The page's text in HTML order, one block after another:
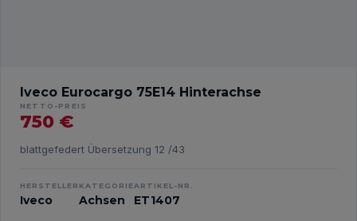
Iveco Eurocargo 75E14 Hinterachse
NETTO-PREIS
750 €
blattgefedert Übersetzung 12 /43
HERSTELLER
Iveco
KATEGORIE
Achsen
ARTIKEL-NR.
ET1407